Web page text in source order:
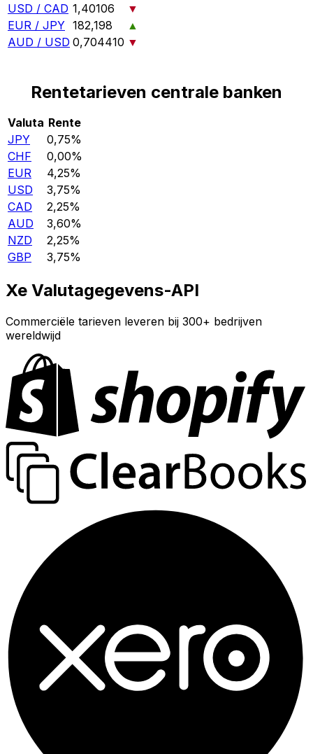
USD / CAD 1,40106
▼
EUR / JPY 182,198
▲
AUD / USD 0,704410 ▼
Rentetarieven centrale banken
Valuta Rente
JPY
0,75%
CHF
0,00%
EUR
4,25%
USD
3,75%
CAD
2,25%
AUD
3,60%
NZD
2,25%
GBP
3,75%
Xe Valutagegevens-API
Commerciële tarieven leveren bij 300+ bedrijven
wereldwijd